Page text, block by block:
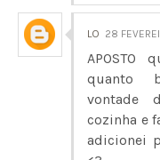
LO 28
APOSTO
quanto
vontade
cozinha e
adicionei